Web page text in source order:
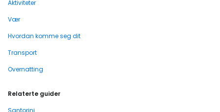
Aktiviteter
Vær
Hvordan komme seg dit
Transport
Overnatting
Relaterte guider
Santorini